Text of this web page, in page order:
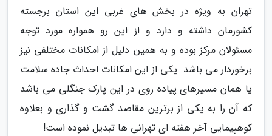
تهران به ویژه در بخش های غربی این استان برجسته
کشورمان داشته و دارد و از این رو همواره مورد توجه
مسئولان مرکز بوده و به همین دلیل از امکانات مختلفی نیز
برخوردار می باشد. یکی از این امکانات احداث جاده سلامت
یا همان مسیرهای پیاده روی در این پارک جنگلی می باشد
که آن را به یکی از برترین مقاصد گشت و گذاری و بعلاوه
کوهپیمایی آخر هفته ای تهرانی ها تبدیل نموده است!